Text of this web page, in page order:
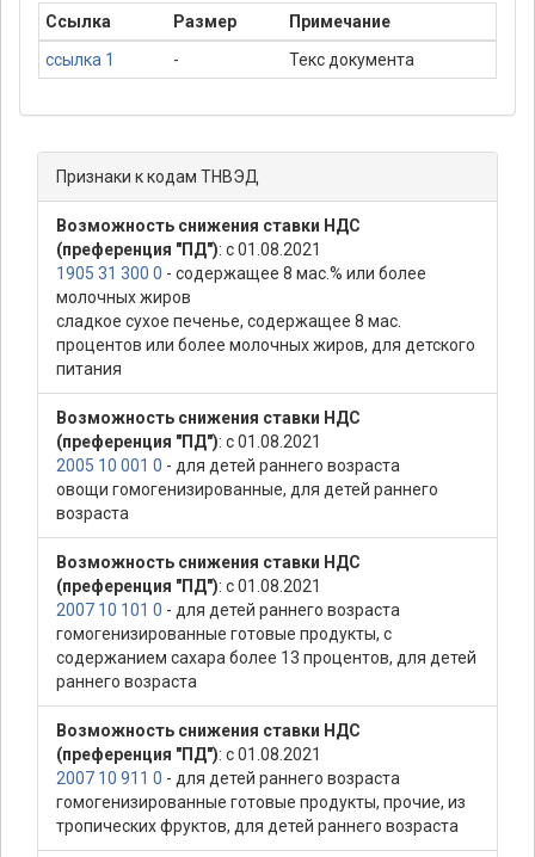
Ссылка Размер
Примечание
ссылка 1
- Текс документа
Признаки к кодам ТНВЭД
Возможность снижения ставки НДС
(преференция "ПД"): с 01.08.2021
1905 31 300 0 - содержащее 8 мас.% или более
молочных жиров
сладкое сухое печенье, содержащее 8 мас.
процентов или более молочных жиров, для детского
питания
Возможность снижения ставки НДС
(преференция "ПД"): с 01.08.2021
2005 10 001 0 - для детей раннего возраста
овощи гомогенизированные, для детей раннего
возраста
Возможность снижения ставки НДС
(преференция "ПД"): с 01.08.2021
2007 10 101 0 - для детей раннего возраста
гомогенизированные готовые продукты, с
содержанием сахара более 13 процентов, для детей
раннего возраста
Возможность снижения ставки НДС
(преференция "ПД"): с 01.08.2021
2007 10 911 0 - для детей раннего возраста
гомогенизированные готовые продукты, прочие, из
тропических фруктов, для детей раннего возраста